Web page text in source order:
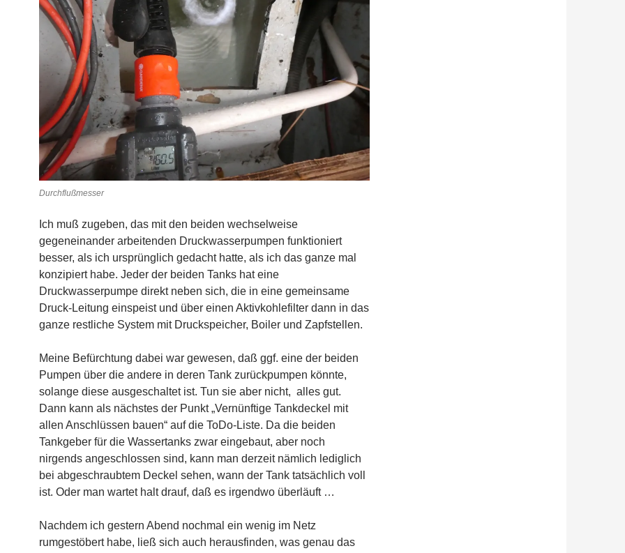
Durchflußmesser
Ich muß zugeben, das mit den beiden wechselweise
gegeneinander arbeitenden Druckwasserpumpen funktioniert
besser, als ich ursprünglich gedacht hatte, als ich das ganze mal
konzipiert habe. Jeder der beiden Tanks hat eine
Druckwasserpumpe direkt neben sich, die in eine gemeinsame
Druck-Leitung einspeist und über einen Aktivkohlefilter dann in das
ganze restliche System mit Druckspeicher, Boiler und Zapfstellen.
Meine Befürchtung dabei war gewesen, daß ggf. eine der beiden
Pumpen über die andere in deren Tank zurückpumpen könnte,
solange diese ausgeschaltet ist. Tun sie aber nicht, alles gut.
Dann kann als nächstes der Punkt „Vernünftige Tankdeckel mit
allen Anschlüssen bauen“ auf die ToDo-Liste. Da die beiden
Tankgeber für die Wassertanks zwar eingebaut, aber noch
nirgends angeschlossen sind, kann man derzeit nämlich lediglich
bei abgeschraubtem Deckel sehen, wann der Tank tatsächlich voll
ist. Oder man wartet halt drauf, daß es irgendwo überläuft …
Nachdem ich gestern Abend nochmal ein wenig im Netz
rumgestöbert habe, ließ sich auch herausfinden, was genau das